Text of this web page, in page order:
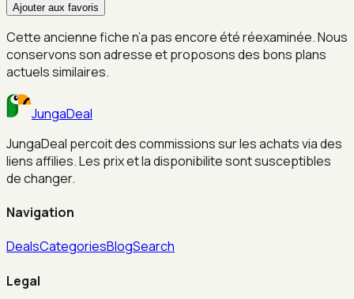
Ajouter aux favoris
Cette ancienne fiche n’a pas encore été réexaminée. Nous
conservons son adresse et proposons des bons plans
actuels similaires.
JungaDeal
JungaDeal percoit des commissions sur les achats via des
liens affilies. Les prix et la disponibilite sont susceptibles
de changer.
Navigation
DealsCategoriesBlogSearch
Legal